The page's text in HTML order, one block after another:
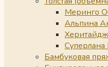
Меринго
Альпина
Херитайдж
Суперлана
Бамбуковая